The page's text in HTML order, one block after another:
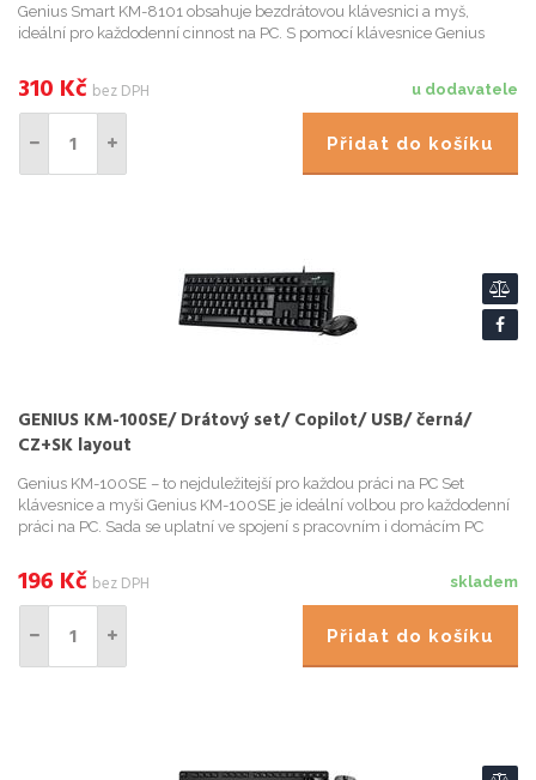
Genius Smart KM-8101 obsahuje bezdrátovou klávesnici a myš,
ideální pro každodenní cinnost na PC. S pomocí klávesnice Genius
u dodavatele
310 Kč bez DPH
Přidat do košíku
GENIUS KM-100SE/ Drátový set/ Copilot/ USB/ černá/
CZ+SK layout
Genius KM-100SE – to nejduležitejší pro každou práci na PC Set
klávesnice a myši Genius KM-100SE je ideální volbou pro každodenní
práci na PC. Sada se uplatní ve spojení s pracovním i domácím PC
skladem
196 Kč bez DPH
Přidat do košíku